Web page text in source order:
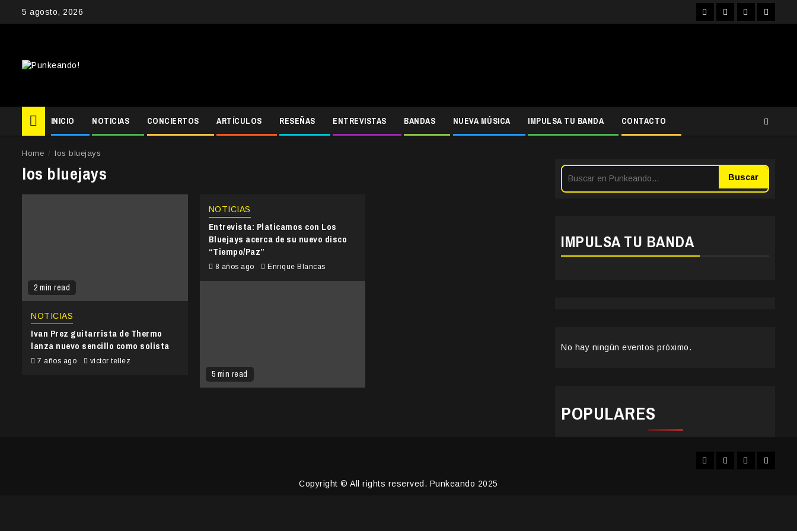
5 agosto, 2026 FacebookInstagram
YouTubeTwitter
INICIO NOTICIAS CONCIERTOS ARTÍCULOS RESEÑAS ENTREVISTAS BANDAS NUEVA MÚSICA IMPULSA TU BANDA CONTACTO
Home los bluejays
los bluejays
2 min read
NOTICIAS
Ivan Prez guitarrista de Thermo
lanza nuevo sencillo como solista
7 años ago victor tellez
5 min read
NOTICIAS
Entrevista: Platicamos con Los
Bluejays acerca de su nuevo disco
“Tiempo/Paz”
8 años ago Enrique Blancas
Buscar
IMPULSA TU BANDA
No hay ningún eventos próximo.
POPULARES
FacebookInstagram
YouTubeTwitter
Copyright © All rights reserved. Punkeando 2025